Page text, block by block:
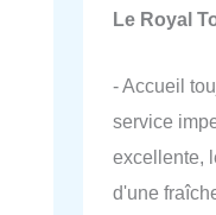
Le Royal
- Accueil
service
excellente,
d'une